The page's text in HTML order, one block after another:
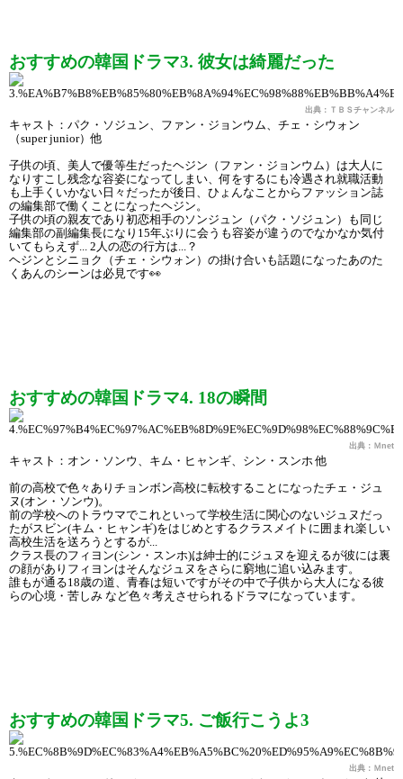
おすすめの韓国ドラマ3. 彼女は綺麗だった
出典：ＴＢＳチャンネル
キャスト：パク・ソジュン、ファン・ジョンウム、チェ・シウォン
（super junior）他
子供の頃、美人で優等生だったヘジン（ファン・ジョンウム）は大人に
なりすこし残念な容姿になってしまい、何をするにも冷遇され就職活動
も上手くいかない日々だったが後日、ひょんなことからファッション誌
の編集部で働くことになったヘジン。
子供の頃の親友であり初恋相手のソンジュン（パク・ソジュン）も同じ
編集部の副編集長になり15年ぶりに会うも容姿が違うのでなかなか気付
いてもらえず... 2人の恋の行方は...？
ヘジンとシニョク（チェ・シウォン）の掛け合いも話題になったあのた
くあんのシーンは必見です👀
おすすめの韓国ドラマ4. 18の瞬間
出典：Ｍnet
キャスト：オン・ソンウ、キム・ヒャンギ、シン・スンホ 他
前の高校で色々ありチョンボン高校に転校することになったチェ・ジュ
ヌ(オン・ソンウ)。
前の学校へのトラウマでこれといって学校生活に関心のないジュヌだっ
たがスビン(キム・ヒャンギ)をはじめとするクラスメイトに囲まれ楽しい
高校生活を送ろうとするが...
クラス長のフィヨン(シン・スンホ)は紳士的にジュヌを迎えるが彼には裏
の顔がありフィヨンはそんなジュヌをさらに窮地に追い込みます。
誰もが通る18歳の道、青春は短いですがその中で子供から大人になる彼
らの心境・苦しみ など色々考えさせられるドラマになっています。
おすすめの韓国ドラマ5. ご飯行こうよ3
出典：Ｍnet